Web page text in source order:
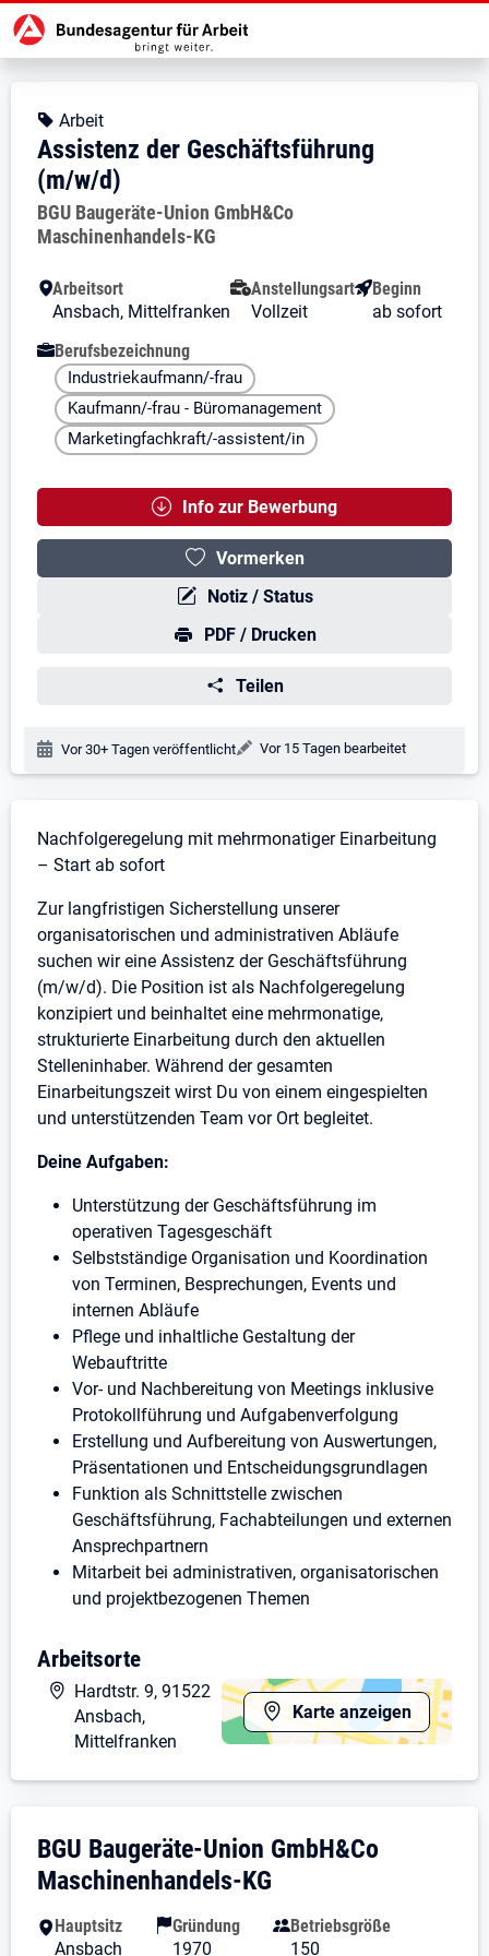
Zur Jobsuche Startseite
Stellendetails zu: Assistenz der
Assistenz der
Assistenz der Geschäftsführung
Kopfbereich
Angebotsart:
Arbeit
Assistenz der Geschäftsführung
(m/w/d)
Arbeitgeber:
BGU Baugeräte-Union GmbH&Co
Maschinenhandels-KG
Besondere Merkmale
Arbeitsort
Ansbach, Mittelfranken
Anstellungsart
Vollzeit
Beginn
ab sofort
Berufsbezeichnung
Industriekaufmann/-frau
Kaufmann/-frau - Büromanagement
Marketingfachkraft/-assistent/in
Info zur Bewerbung
Vormerken
Notiz / Status
PDF / Drucken
Teilen
Veröffentlichungsdatum:
Vor 30+ Tagen veröffentlicht Änderungsdatum:
Vor 15 Tagen bearbeitet
Stellenbeschreibung
Nachfolgeregelung mit mehrmonatiger Einarbeitung
– Start ab sofort
Zur langfristigen Sicherstellung unserer
organisatorischen und administrativen Abläufe
suchen wir eine Assistenz der Geschäftsführung
(m/w/d). Die Position ist als Nachfolgeregelung
konzipiert und beinhaltet eine mehrmonatige,
strukturierte Einarbeitung durch den aktuellen
Stelleninhaber. Während der gesamten
Einarbeitungszeit wirst Du von einem eingespielten
und unterstützenden Team vor Ort begleitet.
Deine Aufgaben:
Unterstützung der Geschäftsführung im
operativen Tagesgeschäft
Selbstständige Organisation und Koordination
von Terminen, Besprechungen, Events und
internen Abläufe
Pflege und inhaltliche Gestaltung der
Webauftritte
Vor- und Nachbereitung von Meetings inklusive
Protokollführung und Aufgabenverfolgung
Erstellung und Aufbereitung von Auswertungen,
Präsentationen und Entscheidungsgrundlagen
Funktion als Schnittstelle zwischen
Geschäftsführung, Fachabteilungen und externen
Ansprechpartnern
Mitarbeit bei administrativen, organisatorischen
und projektbezogenen Themen
Verantwortungsbereiche im Rahmen der
Unsere Erwartungen:
Berufserfahrung in Assistenz-, Office- oder
Verwaltungsfunktionen von Vorteil
Strukturierte, zuverlässige und selbstständige
Arbeitsweise
Hohes Maß an Diskretion,
Arbeitsorte
Karte anzeigen
Hardtstr. 9, 91522
Ansbach,
Mittelfranken
Unternehmensdarstellung: BGU
BGU Baugeräte-Union GmbH&Co
Maschinenhandels-KG
Hauptsitz
Ansbach
Gründung
1970
Betriebsgröße
150